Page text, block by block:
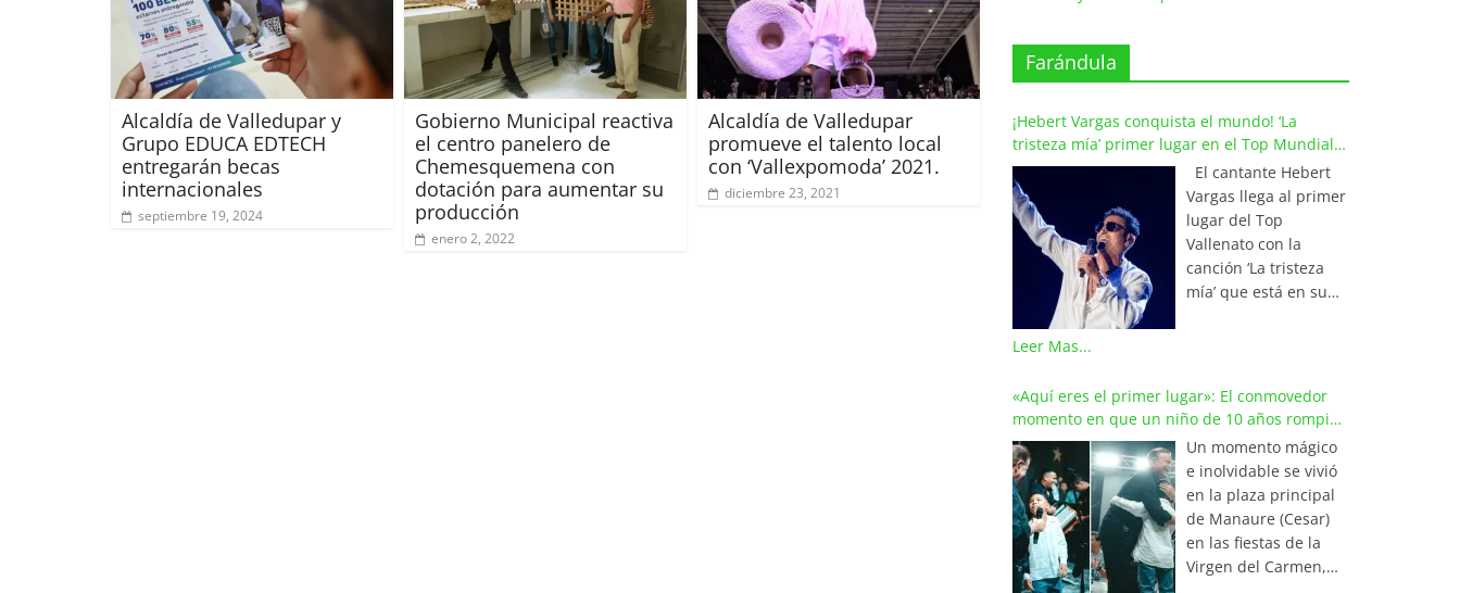
Alcaldía de Valledupar y
Grupo EDUCA EDTECH
entregarán becas
internacionales
septiembre 19, 2024
Gobierno Municipal reactiva
el centro panelero de
Chemesquemena con
dotación para aumentar su
producción
enero 2, 2022
Alcaldía de Valledupar
promueve el talento local
con ‘Vallexpomoda’ 2021.
diciembre 23, 2021
Farándula
¡Hebert Vargas conquista el mundo! ‘La
tristeza mía’ primer lugar en el Top Mundial
del Vallenato
El cantante Hebert
Vargas llega al primer
lugar del Top
Vallenato con la
canción ‘La tristeza
mía’ que está en su
de los listados
musicales en
Colombia y países de
América y Europa.
Esta emotiva
composición del
maestro Wilfran
Castillo se posicionó
en el primer lugar de
Leer Mas...
«Aquí eres el primer lugar»: El conmovedor
momento en que un niño de 10 años rompió
en llanto al cantar con Iván Villazón
Un momento mágico
e inolvidable se vivió
en la plaza principal
de Manaure (Cesar)
en las fiestas de la
Virgen del Carmen,